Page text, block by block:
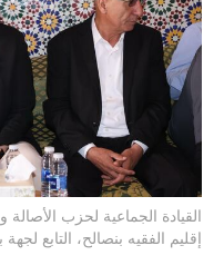
القيادة الجماعية لحزب
إقليم الفقيه بنصالح، التابع